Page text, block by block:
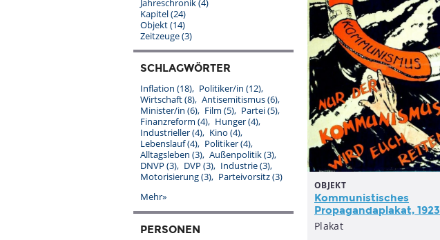
OBJEKT
Kommunistisches
Propagandaplakat, 1923
Plakat
Jahreschronik(4)
Kapitel(24)
Objekt(14)
Zeitzeuge(3)
SCHLAGWÖRTER
Inflation (18) Politiker/in (12)
Wirtschaft(8) Antisemitismus(6)
Minister/in (6) Film (5) Partei(5)
Finanzreform (4) Hunger(4)
Industrieller(4) Kino (4)
Lebenslauf(4) Politiker(4)
Alltagsleben (3) Außenpolitik(3)
DNVP (3) DVP (3) Industrie(3)
Motorisierung(3) Parteivorsitz(3)
Mehr»
PERSONEN